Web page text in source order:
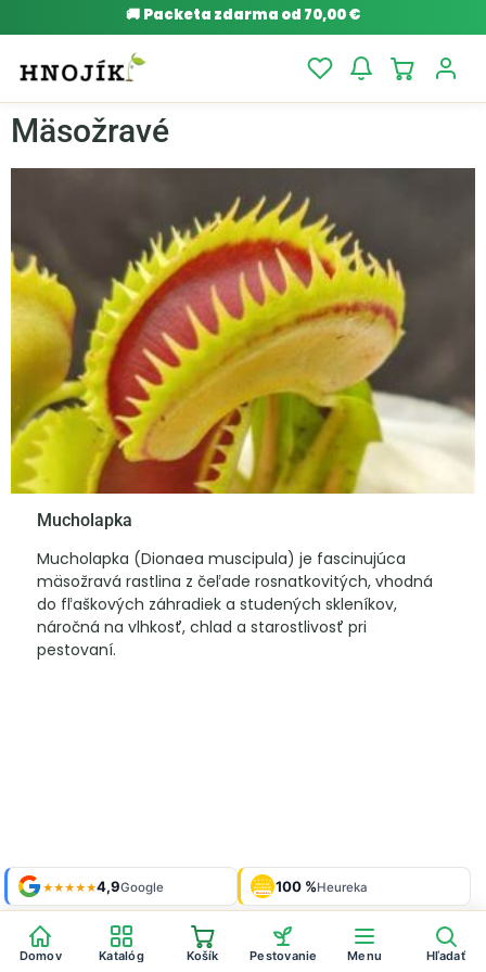
🚚 Packeta zdarma od 70,00 €
Mäsožravé
Mucholapka
Mucholapka (Dionaea muscipula) je fascinujúca
mäsožravá rastlina z čeľade rosnatkovitých, vhodná
do fľaškových záhradiek a studených skleníkov,
náročná na vlhkosť, chlad a starostlivosť pri
pestovaní.
★★★★★4,9Google OVERENÉ
ZÁKAZNÍKMI
Heureka 100 %Heureka
Shop roku'24 + '25 Galéria925 fotiek
Domov Katalóg Košík Pestovanie Menu Hľadať